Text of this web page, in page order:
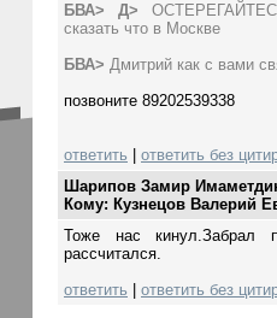
БВА>
Д>
сказать что в Москве
БВА> Дмитрий как с вами
позвоните 89202539338
ответить
ответить без
Шарипов Замир
Кому: Кузнецов Валерий
Тоже нас кинул.Забрал
рассчитался.
ответить
ответить без